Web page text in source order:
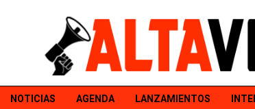
NOTICIAS AGENDA LANZAMIENTOS